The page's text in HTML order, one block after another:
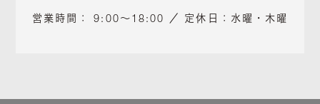
営業時間： 9:00～18:00 ／ 定休日：水曜・木曜